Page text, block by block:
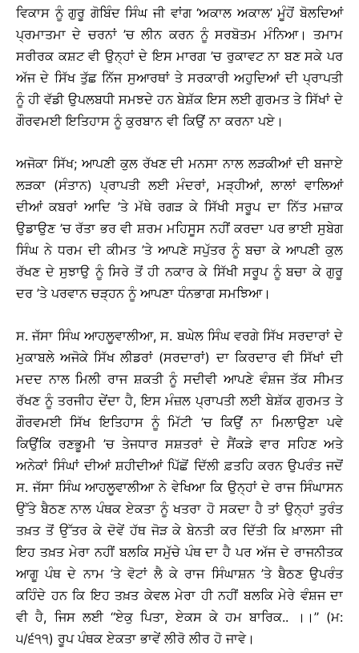
ਵਿਕਾਸ ਨੂੰ ਗੁਰੂ ਗੋਬਿੰਦ ਸਿੰਘ ਜੀ ਵਾਂਗ ‘ਅਕਾਲ ਅਕਾਲ’ ਮੂੰਹੋਂ ਬੋਲਦਿਆਂ
ਪ੍ਰਮਾਤਮਾ ਦੇ ਚਰਨਾਂ ’ਚ ਲੀਨ ਕਰਨ ਨੂੰ ਸਰਬੋਤਮ ਮੰਨਿਆ। ਤਮਾਮ
ਸਰੀਰਕ ਕਸ਼ਟ ਵੀ ਉਨ੍ਹਾਂ ਦੇ ਇਸ ਮਾਰਗ ’ਚ ਰੁਕਾਵਟ ਨਾ ਬਣ ਸਕੇ ਪਰ
ਅੱਜ ਦੇ ਸਿੱਖ ਤੁੱਛ ਨਿੱਜ ਸੁਆਰਥਾਂ ਤੇ ਸਰਕਾਰੀ ਅਹੁਦਿਆਂ ਦੀ ਪ੍ਰਾਪਤੀ
ਨੂੰ ਹੀ ਵੱਡੀ ਉਪਲਬਧੀ ਸਮਝਦੇ ਹਨ ਬੇਸ਼ੱਕ ਇਸ ਲਈ ਗੁਰਮਤ ਤੇ ਸਿੱਖਾਂ ਦੇ
ਗੌਰਵਮਈ ਇਤਿਹਾਸ ਨੂੰ ਕੁਰਬਾਨ ਵੀ ਕਿਉਂ ਨਾ ਕਰਨਾ ਪਏ।
ਅਜੋਕਾ ਸਿੱਖ; ਆਪਣੀ ਕੁਲ ਰੱਖਣ ਦੀ ਮਨਸਾ ਨਾਲ ਲੜਕੀਆਂ ਦੀ ਬਜਾਏ
ਲੜਕਾ (ਸੰਤਾਨ) ਪ੍ਰਾਪਤੀ ਲਈ ਮੰਦਰਾਂ, ਮੜ੍ਹੀਆਂ, ਲਾਲਾਂ ਵਾਲਿਆਂ
ਦੀਆਂ ਕਬਰਾਂ ਆਦਿ ’ਤੇ ਮੱਥੇ ਰਗੜ ਕੇ ਸਿੱਖੀ ਸਰੂਪ ਦਾ ਨਿੱਤ ਮਜ਼ਾਕ
ਉਡਾਉਣ ’ਚ ਰੱਤਾ ਭਰ ਵੀ ਸ਼ਰਮ ਮਹਿਸੂਸ ਨਹੀਂ ਕਰਦਾ ਪਰ ਭਾਈ ਸੁਬੇਗ
ਸਿੰਘ ਨੇ ਧਰਮ ਦੀ ਕੀਮਤ ’ਤੇ ਆਪਣੇ ਸਪੁੱਤਰ ਨੂੰ ਬਚਾ ਕੇ ਆਪਣੀ ਕੁਲ
ਰੱਖਣ ਦੇ ਸੁਝਾਉ ਨੂੰ ਸਿਰੇ ਤੋਂ ਹੀ ਨਕਾਰ ਕੇ ਸਿੱਖੀ ਸਰੂਪ ਨੂੰ ਬਚਾ ਕੇ ਗੁਰੂ
ਦਰ ’ਤੇ ਪਰਵਾਨ ਚੜ੍ਹਨ ਨੂੰ ਆਪਣਾ ਧੰਨਭਾਗ ਸਮਝਿਆ।
ਸ. ਜੱਸਾ ਸਿੰਘ ਆਹਲੂਵਾਲੀਆ, ਸ. ਬਘੇਲ ਸਿੰਘ ਵਰਗੇ ਸਿੱਖ ਸਰਦਾਰਾਂ ਦੇ
ਮੁਕਾਬਲੇ ਅਜੋਕੇ ਸਿੱਖ ਲੀਡਰਾਂ (ਸਰਦਾਰਾਂ) ਦਾ ਕਿਰਦਾਰ ਵੀ ਸਿੱਖਾਂ ਦੀ
ਮਦਦ ਨਾਲ ਮਿਲੀ ਰਾਜ ਸ਼ਕਤੀ ਨੂੰ ਸਦੀਵੀ ਆਪਣੇ ਵੰਸ਼ਜ ਤੱਕ ਸੀਮਤ
ਰੱਖਣ ਨੂੰ ਤਰਜੀਹ ਦੇਂਦਾ ਹੈ, ਇਸ ਮੰਜ਼ਲ ਪ੍ਰਾਪਤੀ ਲਈ ਬੇਸ਼ੱਕ ਗੁਰਮਤ ਤੇ
ਗੌਰਵਮਈ ਸਿੱਖ ਇਤਿਹਾਸ ਨੂੰ ਮਿੱਟੀ ’ਚ ਕਿਉਂ ਨਾ ਮਿਲਾਉਣਾ ਪਵੇ
ਕਿਉਂਕਿ ਰਣਭੂਮੀ ’ਚ ਤੇਜਧਾਰ ਸਸ਼ਤਰਾਂ ਦੇ ਸੈਂਕੜੇ ਵਾਰ ਸਹਿਣ ਅਤੇ
ਅਨੇਕਾਂ ਸਿੰਘਾਂ ਦੀਆਂ ਸ਼ਹੀਦੀਆਂ ਪਿੱਛੋਂ ਦਿੱਲੀ ਫ਼ਤਹਿ ਕਰਨ ਉਪਰੰਤ ਜਦੋਂ
ਸ. ਜੱਸਾ ਸਿੰਘ ਆਹਲੂਵਾਲੀਆ ਨੇ ਵੇਖਿਆ ਕਿ ਉਨ੍ਹਾਂ ਦੇ ਰਾਜ ਸਿੰਘਾਸਨ
ਉੱਤੇ ਬੈਠਣ ਨਾਲ ਪੰਥਕ ਏਕਤਾ ਨੂੰ ਖਤਰਾ ਹੋ ਸਕਦਾ ਹੈ ਤਾਂ ਉਨ੍ਹਾਂ ਤੁਰੰਤ
ਤਖ਼ਤ ਤੋਂ ਉੱਤਰ ਕੇ ਦੋਵੇਂ ਹੱਥ ਜੋੜ ਕੇ ਬੇਨਤੀ ਕਰ ਦਿੱਤੀ ਕਿ ਖ਼ਾਲਸਾ ਜੀ
ਇਹ ਤਖ਼ਤ ਮੇਰਾ ਨਹੀਂ ਬਲਕਿ ਸਮੁੱਚੇ ਪੰਥ ਦਾ ਹੈ ਪਰ ਅੱਜ ਦੇ ਰਾਜਨੀਤਕ
ਆਗੂ ਪੰਥ ਦੇ ਨਾਮ ’ਤੇ ਵੋਟਾਂ ਲੈ ਕੇ ਰਾਜ ਸਿੰਘਾਸ਼ਨ ’ਤੇ ਬੈਠਣ ਉਪਰੰਤ
ਕਹਿੰਦੇ ਹਨ ਕਿ ਇਹ ਤਖ਼ਤ ਕੇਵਲ ਮੇਰਾ ਹੀ ਨਹੀਂ ਬਲਕਿ ਮੇਰੇ ਵੰਸ਼ਜ ਦਾ
ਵੀ ਹੈ, ਜਿਸ ਲਈ ‘‘ਏਕੁ ਪਿਤਾ, ਏਕਸ ਕੇ ਹਮ ਬਾਰਿਕ.. ।।’’ (ਮ:
੫/੬੧੧) ਰੂਪ ਪੰਥਕ ਏਕਤਾ ਭਾਵੇਂ ਲੀਰੋ ਲੀਰ ਹੋ ਜਾਵੇ।